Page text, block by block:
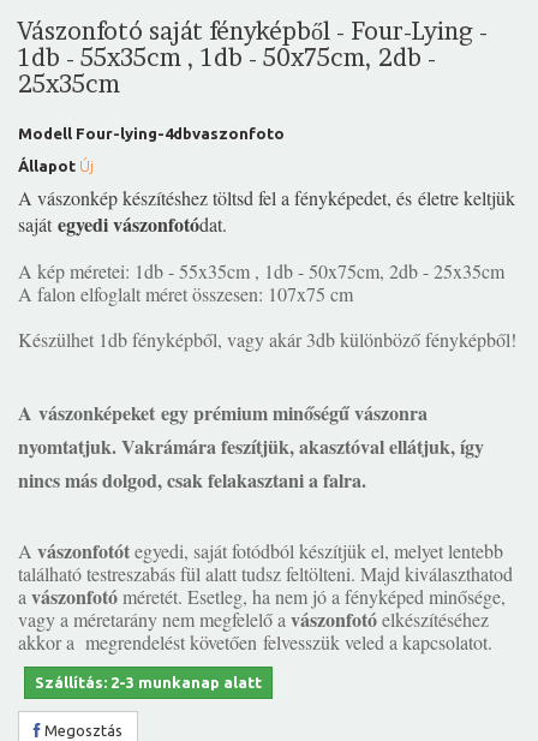
Vászonfotó saját fényképből - Four-Lying -
1db - 55x35cm , 1db - 50x75cm, 2db -
25x35cm
Modell Four-lying-4dbvaszonfoto
Állapot Új
A vászonkép készítéshez töltsd fel a fényképedet, és életre keltjük
saját egyedi vászonfotódat.
A kép méretei: 1db - 55x35cm , 1db - 50x75cm, 2db - 25x35cm
A falon elfoglalt méret összesen: 107x75 cm
Készülhet 1db fényképből, vagy akár 3db különböző fényképből!
A vászonképeket egy prémium minőségű vászonra
nyomtatjuk. Vakrámára feszítjük, akasztóval ellátjuk, így
nincs más dolgod, csak felakasztani a falra.
A vászonfotótegyedi, saját fotódból készítjük el, melyet lentebb
található testreszabás fül alatt tudsz feltölteni. Majd kiválaszthatod
avászonfotóméretét. Esetleg, ha nem jó a fényképed minősége,
vagy a méretarány nem megfelelő avászonfotóelkészítéséhez
akkor a megrendelést követően felvesszük veled a kapcsolatot.
Szállítás: 2-3 munkanap alatt
Megosztás